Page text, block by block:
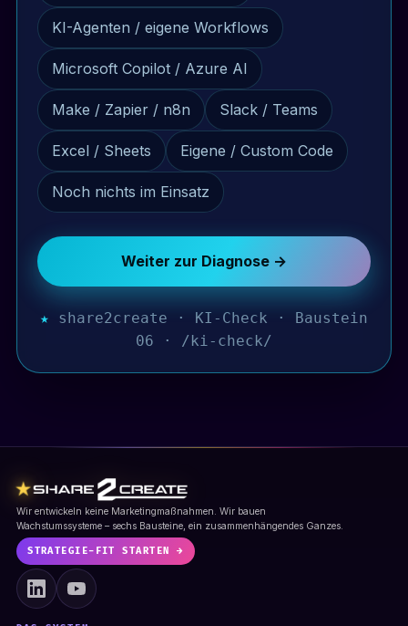
KI-Agenten / eigene Workflows
Microsoft Copilot / Azure AI
Make / Zapier / n8n Slack / Teams
Excel / Sheets Eigene / Custom Code
Noch nichts im Einsatz
Weiter zur Diagnose →
★ share2create · KI-Check · Baustein
06 · /ki-check/
★
Wir entwickeln keine Marketingmaßnahmen. Wir bauen
Wachstumssysteme – sechs Bausteine, ein zusammenhängendes Ganzes.
STRATEGIE-FIT STARTEN →